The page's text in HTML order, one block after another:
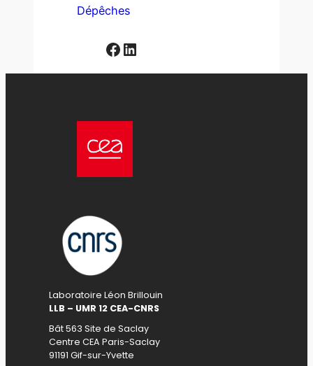
Dépêches
Facebook LinkedIn
Laboratoire Léon Brillouin
LLB – UMR 12 CEA-CNRS
Bât 563 Site de Saclay
Centre CEA Paris-Saclay
91191 Gif-sur-Yvette